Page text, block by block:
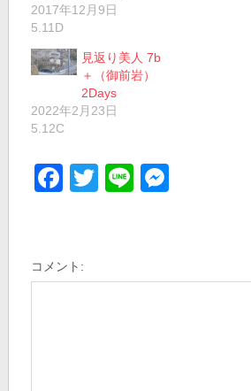
2017年12月9日
5.11D
見返り美人 7b
＋（御前岩）
2Days
2022年2月23日
5.12C
Facebook
Twitter
Line
コメント: